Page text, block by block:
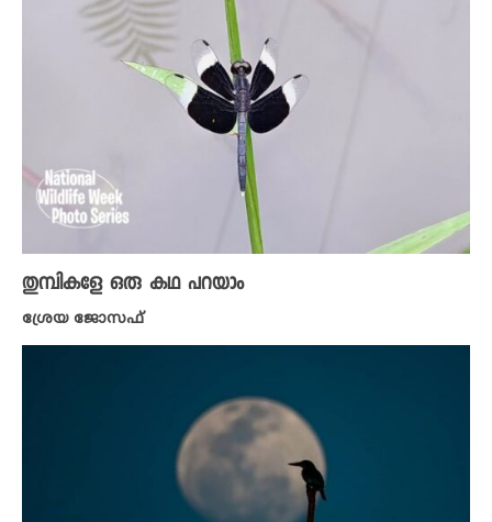
തുമ്പികളേ ഒരു കഥ പറയാം
ശ്രേയ ജോസഫ്